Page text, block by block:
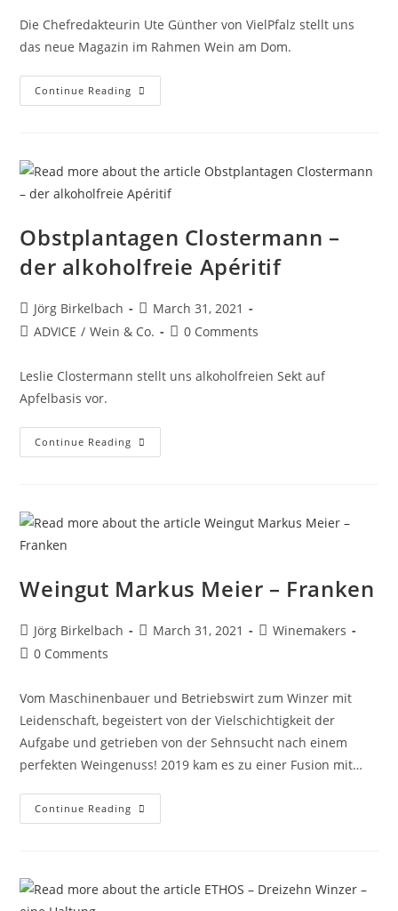
Die Chefredakteurin Ute Günther von VielPfalz stellt uns
das neue Magazin im Rahmen Wein am Dom.
Continue Reading
Obstplantagen Clostermann –
der alkoholfreie Apéritif
Jörg Birkelbach
March 31, 2021
ADVICE / Wein & Co. 0 Comments
Leslie Clostermann stellt uns alkoholfreien Sekt auf
Apfelbasis vor.
Continue Reading
Weingut Markus Meier – Franken
Jörg Birkelbach March 31, 2021
Winemakers
0 Comments
Vom Maschinenbauer und Betriebswirt zum Winzer mit
Leidenschaft, begeistert von der Vielschichtigkeit der
Aufgabe und getrieben von der Sehnsucht nach einem
perfekten Weingenuss! 2019 kam es zu einer Fusion mit…
Continue Reading